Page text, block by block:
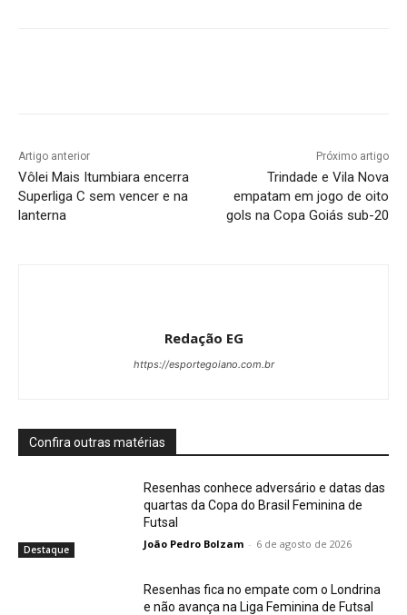
Artigo anterior
Vôlei Mais Itumbiara encerra
Superliga C sem vencer e na
lanterna
Próximo artigo
Trindade e Vila Nova
empatam em jogo de oito
gols na Copa Goiás sub-20
Redação EG
https://esportegoiano.com.br
Confira outras matérias
Destaque
Resenhas conhece adversário e datas das
quartas da Copa do Brasil Feminina de
Futsal
João Pedro Bolzam - 6 de agosto de 2026
Resenhas fica no empate com o Londrina
e não avança na Liga Feminina de Futsal